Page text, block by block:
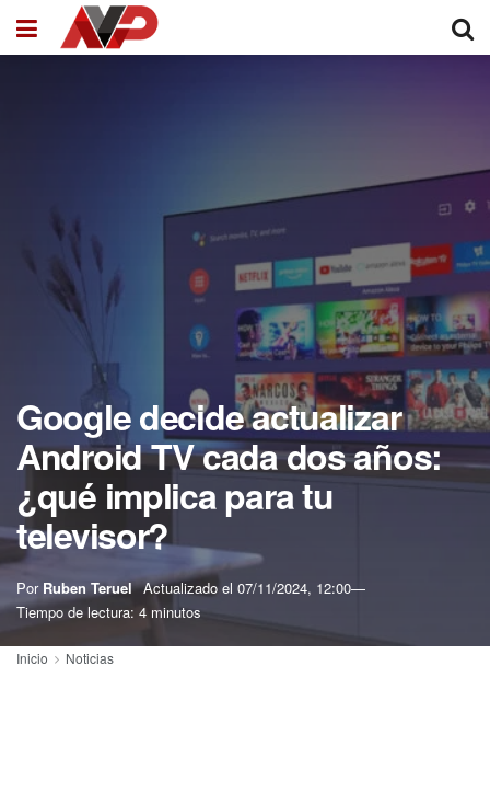
Google decide actualizar
Android TV cada dos años:
¿qué implica para tu
televisor?
Por Ruben Teruel Actualizado el 07/11/2024, 12:00
Tiempo de lectura: 4 minutos
Inicio Noticias